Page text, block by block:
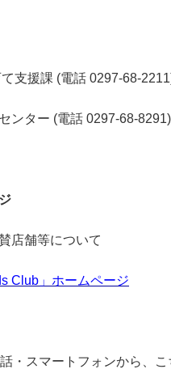
て支援課 (電話 0297-68-
ンター (電話 0297-68-8291)
店舗等について
Club」ホームページ
・スマートフォンから、